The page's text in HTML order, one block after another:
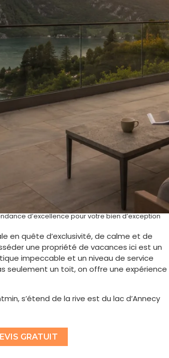
d’excellence pour votre bien d’exception
en quête d’exclusivité, de calme et de
une propriété de vacances ici est un
impeccable et un niveau de service
seulement un toit, on offre une expérience
s’étend de la rive est du lac d’Annecy
GRATUIT